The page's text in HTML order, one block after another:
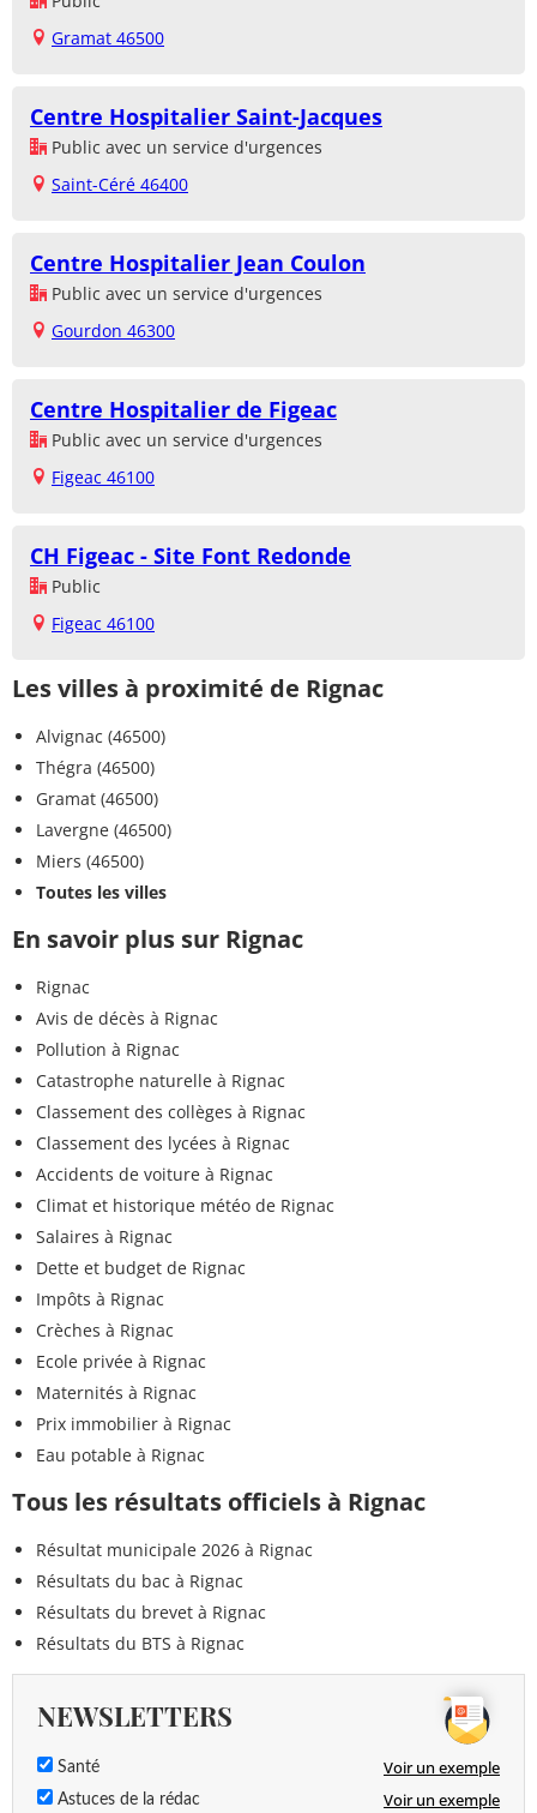
Gramat 46500
Centre Hospitalier Saint-Jacques
Public avec un service d'urgences
Saint-Céré 46400
Centre Hospitalier Jean Coulon
Public avec un service d'urgences
Gourdon 46300
Centre Hospitalier de Figeac
Public avec un service d'urgences
Figeac 46100
CH Figeac - Site Font Redonde
Public
Figeac 46100
Les villes à proximité de Rignac
Alvignac (46500)
Thégra (46500)
Gramat (46500)
Lavergne (46500)
Miers (46500)
Toutes les villes
En savoir plus sur Rignac
Rignac
Avis de décès à Rignac
Pollution à Rignac
Catastrophe naturelle à Rignac
Classement des collèges à Rignac
Classement des lycées à Rignac
Accidents de voiture à Rignac
Climat et historique météo de Rignac
Salaires à Rignac
Dette et budget de Rignac
Impôts à Rignac
Crèches à Rignac
Ecole privée à Rignac
Maternités à Rignac
Prix immobilier à Rignac
Eau potable à Rignac
Tous les résultats officiels à Rignac
Résultat municipale 2026 à Rignac
Résultats du bac à Rignac
Résultats du brevet à Rignac
Résultats du BTS à Rignac
NEWSLETTERS
Santé Voir un exemple
Astuces de la rédac Voir un exemple